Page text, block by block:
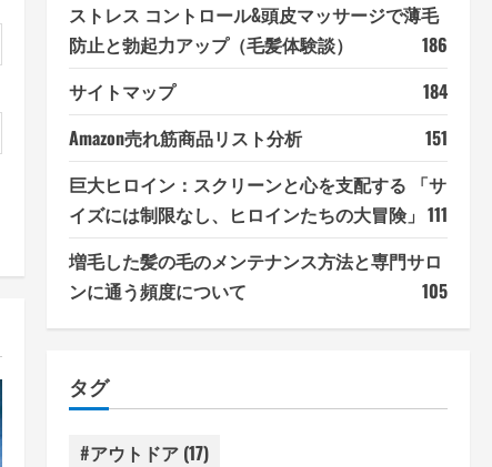
ストレス コントロール&頭皮マッサージで薄毛
防止と勃起力アップ（毛髪体験談）
186
サイトマップ
184
Amazon売れ筋商品リスト分析
151
巨大ヒロイン：スクリーンと心を支配する 「サ
イズには制限なし、ヒロインたちの大冒険」 111
増毛した髪の毛のメンテナンス方法と専門サロ
ンに通う頻度について
105
タグ
#アウトドア(17)